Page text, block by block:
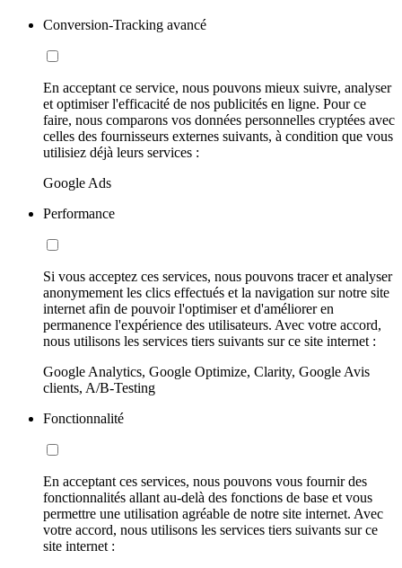
Conversion-Tracking avancé
En acceptant ce service, nous pouvons mieux suivre, analyser
et optimiser l'efficacité de nos publicités en ligne. Pour ce
faire, nous comparons vos données personnelles cryptées avec
celles des fournisseurs externes suivants, à condition que vous
utilisiez déjà leurs services :
Google Ads
Performance
Si vous acceptez ces services, nous pouvons tracer et analyser
anonymement les clics effectués et la navigation sur notre site
internet afin de pouvoir l'optimiser et d'améliorer en
permanence l'expérience des utilisateurs. Avec votre accord,
nous utilisons les services tiers suivants sur ce site internet :
Google Analytics, Google Optimize, Clarity, Google Avis
clients, A/B-Testing
Fonctionnalité
En acceptant ces services, nous pouvons vous fournir des
fonctionnalités allant au-delà des fonctions de base et vous
permettre une utilisation agréable de notre site internet. Avec
votre accord, nous utilisons les services tiers suivants sur ce
site internet :